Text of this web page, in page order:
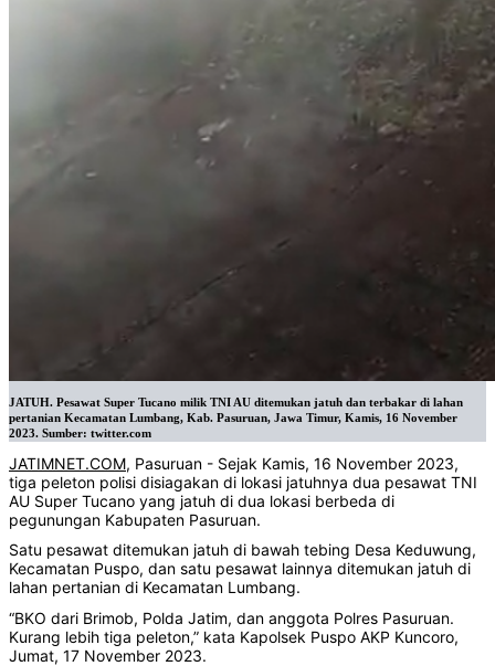
JATUH. Pesawat Super Tucano milik TNI AU ditemukan jatuh dan terbakar di lahan
pertanian Kecamatan Lumbang, Kab. Pasuruan, Jawa Timur, Kamis, 16 November
2023. Sumber: twitter.com
JATIMNET.COM, Pasuruan - Sejak Kamis, 16 November 2023,
tiga peleton polisi disiagakan di lokasi jatuhnya dua pesawat TNI
AU Super Tucano yang jatuh di dua lokasi berbeda di
pegunungan Kabupaten Pasuruan.
Satu pesawat ditemukan jatuh di bawah tebing Desa Keduwung,
Kecamatan Puspo, dan satu pesawat lainnya ditemukan jatuh di
lahan pertanian di Kecamatan Lumbang.
“BKO dari Brimob, Polda Jatim, dan anggota Polres Pasuruan.
Kurang lebih tiga peleton,” kata Kapolsek Puspo AKP Kuncoro,
Jumat, 17 November 2023.